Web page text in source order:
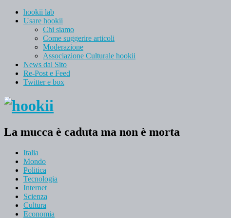
hookii lab
Usare hookii
Chi siamo
Come suggerire articoli
Moderazione
Associazione Culturale hookii
News dal Sito
Re-Post e Feed
Twitter e box
La mucca è caduta ma non è morta
Italia
Mondo
Politica
Tecnologia
Internet
Scienza
Cultura
Economia